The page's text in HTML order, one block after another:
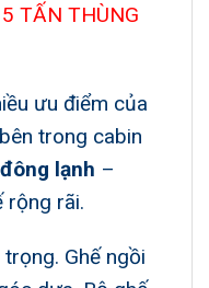
TẤN THÙNG
ưu điểm của
trong cabin
lạnh –
rộng rãi.
Ghế ngồi